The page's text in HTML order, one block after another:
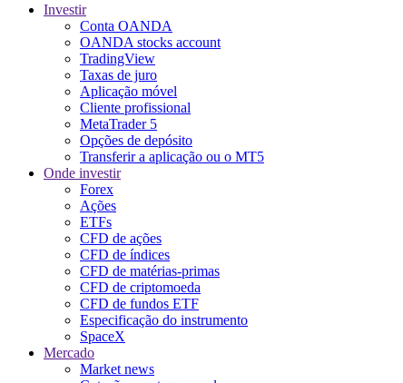
Investir
Conta OANDA
OANDA stocks account
TradingView
Taxas de juro
Aplicação móvel
Cliente profissional
MetaTrader 5
Opções de depósito
Transferir a aplicação ou o MT5
Onde investir
Forex
Ações
ETFs
CFD de ações
CFD de índices
CFD de matérias-primas
CFD de criptomoeda
CFD de fundos ETF
Especificação do instrumento
SpaceX
Mercado
Market news